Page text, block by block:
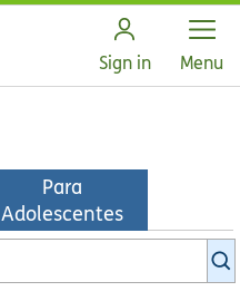
Sign in Open
Menu
Para
Adolescentes